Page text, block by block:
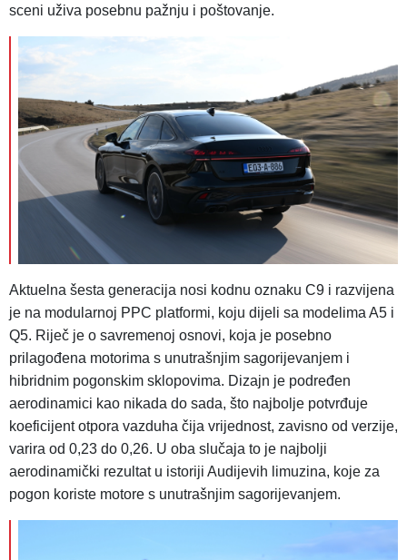
sceni uživa posebnu pažnju i poštovanje.
Aktuelna šesta generacija nosi kodnu oznaku C9 i razvijena
je na modularnoj PPC platformi, koju dijeli sa modelima A5 i
Q5. Riječ je o savremenoj osnovi, koja je posebno
prilagođena motorima s unutrašnjim sagorijevanjem i
hibridnim pogonskim sklopovima. Dizajn je podređen
aerodinamici kao nikada do sada, što najbolje potvrđuje
koeficijent otpora vazduha čija vrijednost, zavisno od verzije,
varira od 0,23 do 0,26. U oba slučaja to je najbolji
aerodinamički rezultat u istoriji Audijevih limuzina, koje za
pogon koriste motore s unutrašnjim sagorijevanjem.